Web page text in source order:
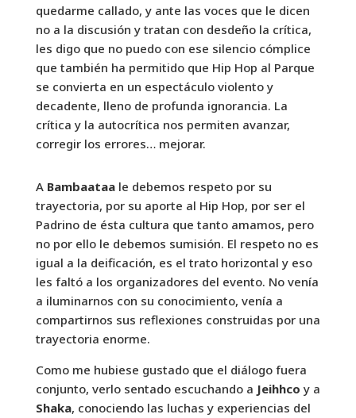
quedarme callado, y ante las voces que le dicen
no a la discusión y tratan con desdeño la crítica,
les digo que no puedo con ese silencio cómplice
que también ha permitido que Hip Hop al Parque
se convierta en un espectáculo violento y
decadente, lleno de profunda ignorancia. La
crítica y la autocrítica nos permiten avanzar,
corregir los errores… mejorar.
ABambaataale debemos respeto por su
trayectoria, por su aporte al Hip Hop, por ser el
Padrino de ésta cultura que tanto amamos, pero
no por ello le debemos sumisión. El respeto no es
igual a la deificación, es el trato horizontal y eso
les faltó a los organizadores del evento. No venía
a iluminarnos con su conocimiento, venía a
compartirnos sus reflexiones construidas por una
trayectoria enorme.
Como me hubiese gustado que el diálogo fuera
conjunto, verlo sentado escuchando a Jeihhco y a
Shaka, conociendo las luchas y experiencias del